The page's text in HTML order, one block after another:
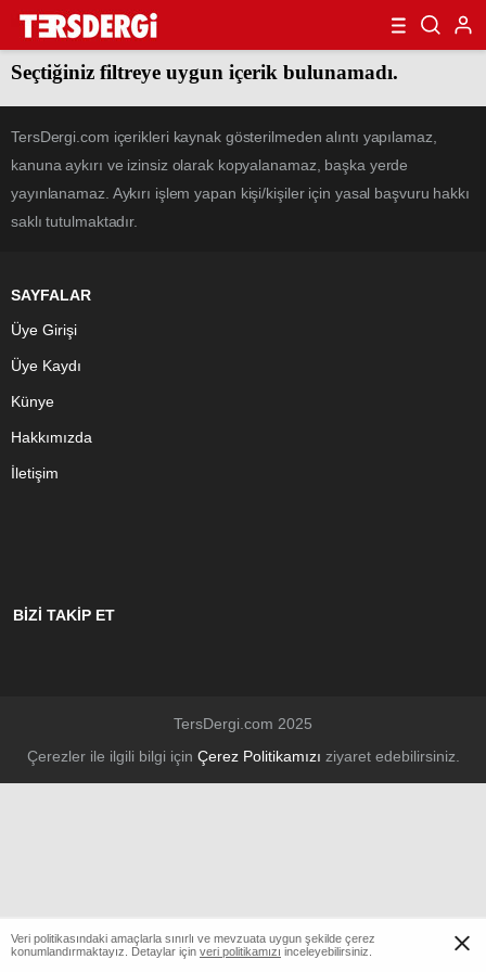
Seçtiğiniz filtreye uygun içerik bulunamadı.
TersDergi.com içerikleri kaynak gösterilmeden alıntı yapılamaz,
kanuna aykırı ve izinsiz olarak kopyalanamaz, başka yerde
yayınlanamaz. Aykırı işlem yapan kişi/kişiler için yasal başvuru hakkı
saklı tutulmaktadır.
SAYFALAR
Üye Girişi
Üye Kaydı
Künye
Hakkımızda
İletişim
BİZİ TAKİP ET
TersDergi.com 2025
Çerezler ile ilgili bilgi için Çerez Politikamızı ziyaret edebilirsiniz.
Veri politikasındaki amaçlarla sınırlı ve mevzuata uygun şekilde çerez
konumlandırmaktayız. Detaylar için veri politikamızı inceleyebilirsiniz.